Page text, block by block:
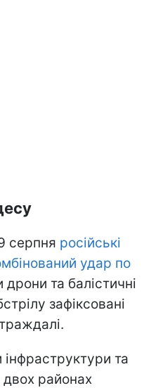
серпня російські
удар по
та балістичні
зафіксовані
та
районах